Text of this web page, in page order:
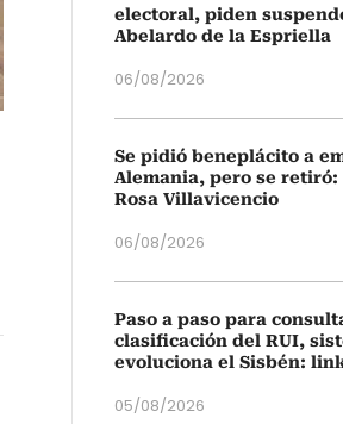
electoral, piden
Abelardo de la Espriella
06/08/2026
Se pidió beneplácito a
Alemania, pero se
Rosa Villavicencio
06/08/2026
Paso a paso para
clasificación del RUI,
evoluciona el Sisbén:
05/08/2026